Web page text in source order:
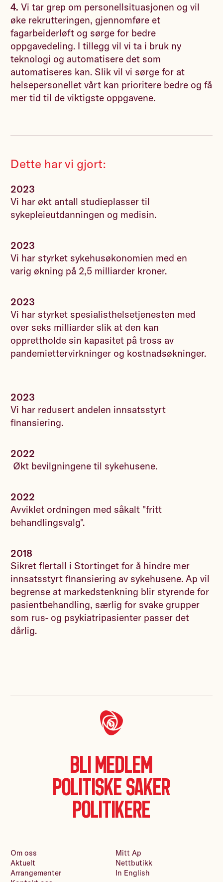
4. Vi tar grep om personellsituasjonen og vil
øke rekrutteringen, gjennomføre et
fagarbeiderløft og sørge for bedre
oppgavedeling. I tillegg vil vi ta i bruk ny
teknologi og automatisere det som
automatiseres kan. Slik vil vi sørge for at
helsepersonellet vårt kan prioritere bedre og få
mer tid til de viktigste oppgavene.
Dette har vi gjort:
2023
Vi har økt antall studieplasser til
sykepleieutdanningen og medisin.
2023
Vi har styrket sykehusøkonomien med en
varig økning på 2,5 milliarder kroner.
2023
Vi har styrket spesialisthelsetjenesten med
over seks milliarder slik at den kan
opprettholde sin kapasitet på tross av
pandemiettervirkninger og kostnadsøkninger.
2023
Vi har redusert andelen innsatsstyrt
finansiering.
2022
Økt bevilgningene til sykehusene.
2022
Avviklet ordningen med såkalt "fritt
behandlingsvalg".
2018
Sikret flertall i Stortinget for å hindre mer
innsatsstyrt finansiering av sykehusene. Ap vil
begrense at markedstenkning blir styrende for
pasientbehandling, særlig for svake grupper
som rus- og psykiatripasienter passer det
dårlig.
Bli medlem
Politiske saker
Politikere
Om oss
Aktuelt
Arrangementer
Mitt Ap
Nettbutikk
In English